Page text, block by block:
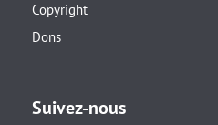
Copyright
Dons
Suivez-nous